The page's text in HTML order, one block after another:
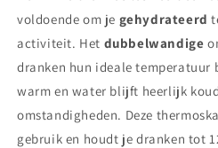
voldoende om je gehydrateerd
activiteit. Het dubbelwandige
dranken hun ideale temperatuur
warm en water blijft heerlijk
omstandigheden. Deze
gebruik en houdt je dranken tot